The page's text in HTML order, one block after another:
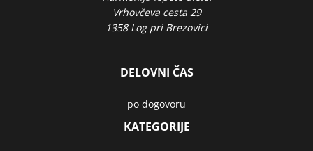
Vrhovčeva cesta 29
1358 Log pri Brezovici
DELOVNI ČAS
po dogovoru
KATEGORIJE